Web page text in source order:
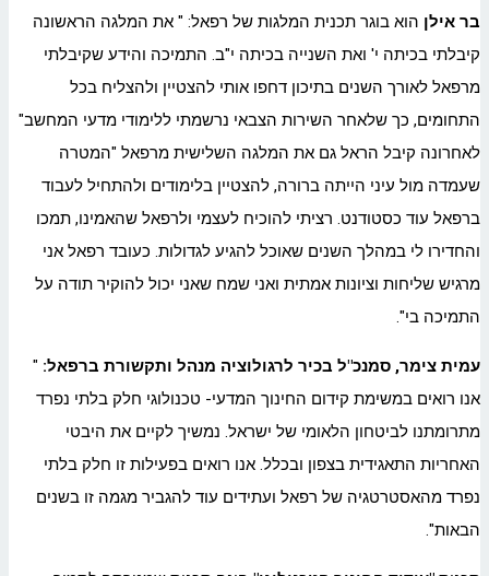
בר אילן הוא בוגר תכנית המלגות של רפאל: " את המלגה הראשונה
קיבלתי בכיתה י' ואת השנייה בכיתה י"ב. התמיכה והידע שקיבלתי
מרפאל לאורך השנים בתיכון דחפו אותי להצטיין ולהצליח בכל
התחומים, כך שלאחר השירות הצבאי נרשמתי ללימודי מדעי המחשב"
לאחרונה קיבל הראל גם את המלגה השלישית מרפאל "המטרה
שעמדה מול עיני הייתה ברורה, להצטיין בלימודים ולהתחיל לעבוד
ברפאל עוד כסטודנט. רציתי להוכיח לעצמי ולרפאל שהאמינו, תמכו
והחדירו לי במהלך השנים שאוכל להגיע לגדולות. כעובד רפאל אני
מרגיש שליחות וציונות אמתית ואני שמח שאני יכול להוקיר תודה על
התמיכה בי".
עמית צימר, סמנכ"ל בכיר לרגולוציה מנהל ותקשורת ברפאל: "
אנו רואים במשימת קידום החינוך המדעי- טכנולוגי חלק בלתי נפרד
מתרומתנו לביטחון הלאומי של ישראל. נמשיך לקיים את היבטי
האחריות התאגידית בצפון ובכלל. אנו רואים בפעילות זו חלק בלתי
נפרד מהאסטרטגיה של רפאל ועתידים עוד להגביר מגמה זו בשנים
הבאות".